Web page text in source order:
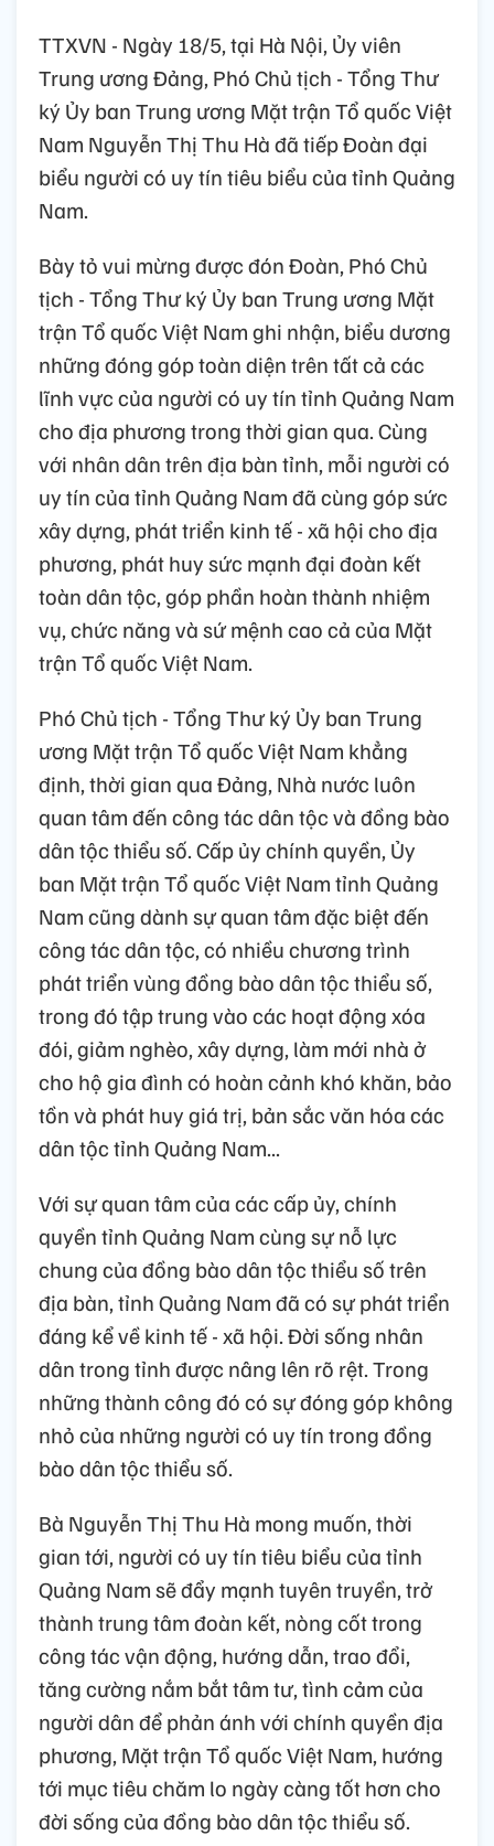
TTXVN - Ngày 18/5, tại Hà Nội, Ủy viên
Trung ương Đảng, Phó Chủ tịch - Tổng Thư
ký Ủy ban Trung ương Mặt trận Tổ quốc Việt
Nam Nguyễn Thị Thu Hà đã tiếp Đoàn đại
biểu người có uy tín tiêu biểu của tỉnh Quảng
Nam.
Bày tỏ vui mừng được đón Đoàn, Phó Chủ
tịch - Tổng Thư ký Ủy ban Trung ương Mặt
trận Tổ quốc Việt Nam ghi nhận, biểu dương
những đóng góp toàn diện trên tất cả các
lĩnh vực của người có uy tín tỉnh Quảng Nam
cho địa phương trong thời gian qua. Cùng
với nhân dân trên địa bàn tỉnh, mỗi người có
uy tín của tỉnh Quảng Nam đã cùng góp sức
xây dựng, phát triển kinh tế - xã hội cho địa
phương, phát huy sức mạnh đại đoàn kết
toàn dân tộc, góp phần hoàn thành nhiệm
vụ, chức năng và sứ mệnh cao cả của Mặt
trận Tổ quốc Việt Nam.
Phó Chủ tịch - Tổng Thư ký Ủy ban Trung
ương Mặt trận Tổ quốc Việt Nam khẳng
định, thời gian qua Đảng, Nhà nước luôn
quan tâm đến công tác dân tộc và đồng bào
dân tộc thiểu số. Cấp ủy chính quyền, Ủy
ban Mặt trận Tổ quốc Việt Nam tỉnh Quảng
Nam cũng dành sự quan tâm đặc biệt đến
công tác dân tộc, có nhiều chương trình
phát triển vùng đồng bào dân tộc thiểu số,
trong đó tập trung vào các hoạt động xóa
đói, giảm nghèo, xây dựng, làm mới nhà ở
cho hộ gia đình có hoàn cảnh khó khăn, bảo
tồn và phát huy giá trị, bản sắc văn hóa các
dân tộc tỉnh Quảng Nam...
Với sự quan tâm của các cấp ủy, chính
quyền tỉnh Quảng Nam cùng sự nỗ lực
chung của đồng bào dân tộc thiểu số trên
địa bàn, tỉnh Quảng Nam đã có sự phát triển
đáng kể về kinh tế - xã hội. Đời sống nhân
dân trong tỉnh được nâng lên rõ rệt. Trong
những thành công đó có sự đóng góp không
nhỏ của những người có uy tín trong đồng
bào dân tộc thiểu số.
Bà Nguyễn Thị Thu Hà mong muốn, thời
gian tới, người có uy tín tiêu biểu của tỉnh
Quảng Nam sẽ đẩy mạnh tuyên truyền, trở
thành trung tâm đoàn kết, nòng cốt trong
công tác vận động, hướng dẫn, trao đổi,
tăng cường nắm bắt tâm tư, tình cảm của
người dân để phản ánh với chính quyền địa
phương, Mặt trận Tổ quốc Việt Nam, hướng
tới mục tiêu chăm lo ngày càng tốt hơn cho
đời sống của đồng bào dân tộc thiểu số.